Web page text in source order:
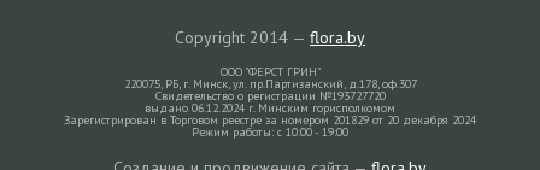
Copyright 2014 — flora.by
ООО "ФЕРСТ ГРИН"
220075, РБ, г. Минск, ул. пр.Партизанский, д.178, оф.307
Свидетельство о регистрации №193727720
выдано 06.12.2024 г. Минским горисполкомом
Зарегистрирован в Торговом реестре за номером 201829 от 20 декабря 2024
Режим работы: с 10:00 - 19:00